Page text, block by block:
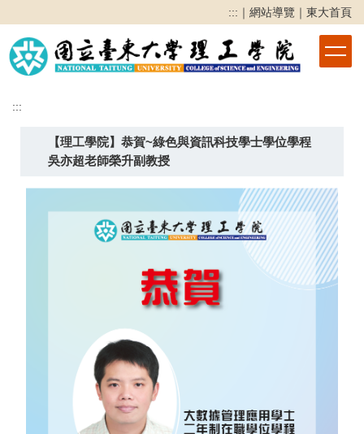
到
主
要
區
::: ｜ 網站導覽 ｜ 東大首頁
:::
【理工學院】恭賀~綠色與資訊科技學士學位學程
吳亦超老師榮升副教授